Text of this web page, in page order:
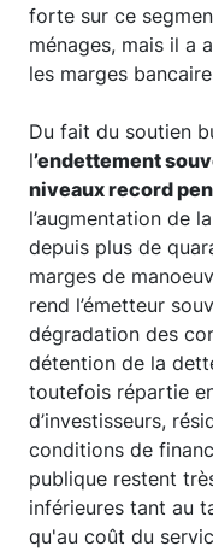
forte sur ce
ménages, mais il a
les marges
Du fait du soutien
l’endettement
niveaux record
l’augmentation de
depuis plus de
marges de
rend l’émetteur
dégradation des
détention de la
toutefois répartie
d’investisseurs,
conditions de
publique restent
inférieures tant au
qu'au coût du